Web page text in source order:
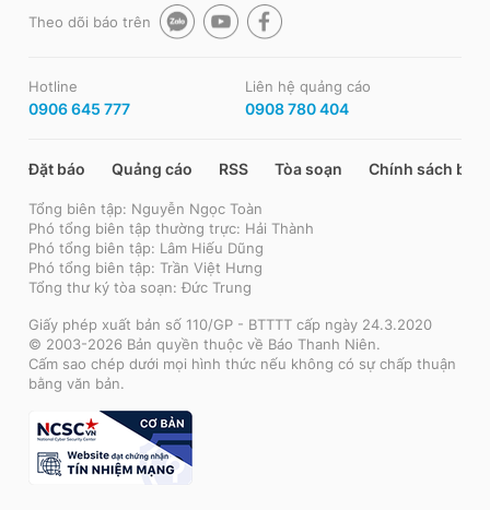
Theo dõi báo trên
Hotline
0906 645 777
Liên hệ quảng cáo
0908 780 404
Đặt báo Quảng cáo RSS Tòa soạn Chính sách bảo
Tổng biên tập: Nguyễn Ngọc Toàn
Phó tổng biên tập thường trực: Hải Thành
Phó tổng biên tập: Lâm Hiếu Dũng
Phó tổng biên tập: Trần Việt Hưng
Tổng thư ký tòa soạn: Đức Trung
Giấy phép xuất bản số 110/GP - BTTTT cấp ngày 24.3.2020
© 2003-2026 Bản quyền thuộc về Báo Thanh Niên.
Cấm sao chép dưới mọi hình thức nếu không có sự chấp thuận
bằng văn bản.